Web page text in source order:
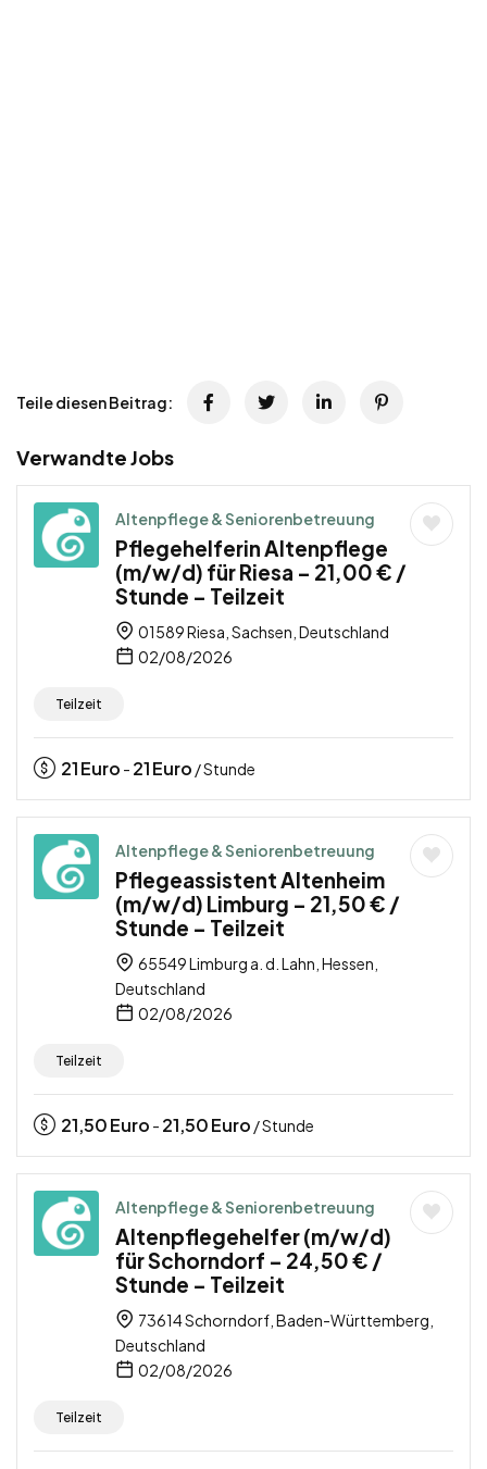
Teile diesen Beitrag:
Verwandte Jobs
Altenpflege & Seniorenbetreuung
Pflegehelferin Altenpflege
(m/w/d) für Riesa – 21,00 € /
Stunde – Teilzeit
01589 Riesa, Sachsen, Deutschland
02/08/2026
Teilzeit
21Euro - 21Euro / Stunde
Altenpflege & Seniorenbetreuung
Pflegeassistent Altenheim
(m/w/d) Limburg – 21,50 € /
Stunde – Teilzeit
65549 Limburg a. d. Lahn, Hessen,
Deutschland
02/08/2026
Teilzeit
21,50Euro - 21,50Euro / Stunde
Altenpflege & Seniorenbetreuung
Altenpflegehelfer (m/w/d)
für Schorndorf – 24,50 € /
Stunde – Teilzeit
73614 Schorndorf, Baden-Württemberg,
Deutschland
02/08/2026
Teilzeit